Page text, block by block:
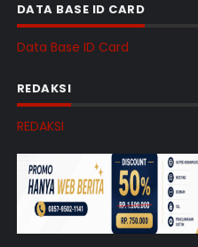
DATA BASE ID CARD
Data Base ID Card
REDAKSI
REDAKSI